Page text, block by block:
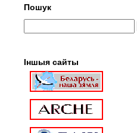
Пошук
Іншыя сайты